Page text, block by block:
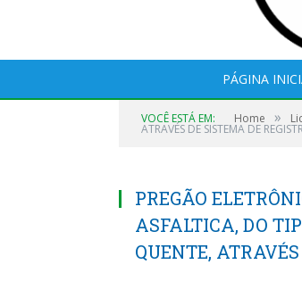
PÁGINA
VOCÊ ESTÁ EM: Home »
ATRAVÉS DE SISTEMA DE
PREGÃO
ASFALTICA, DO
QUENTE,